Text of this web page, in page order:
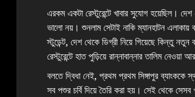
এরকম একটা রেস্টুরেন্টে খাবার সুযোগ হয়েছিল।
ভালো নয়। শুনলাম সেটাই নাকি ম্যানহাটন এলাকায়
স্টুডেন্ট, দেশ থেকে ডিগ্রী নিয়ে গিয়েছে কিন্তু
রেস্টুরেন্টে হাত পুড়িয়ে রান্নাবান্নার তালিম নেওয়া
বলতে দ্বিধা নেই, প্রথম প্রথম সিঙ্গাপুর ব্যাংককে
সব পশুর চর্বি দিয়ে তৈরি করা হয়। সেই থেকে সেসব